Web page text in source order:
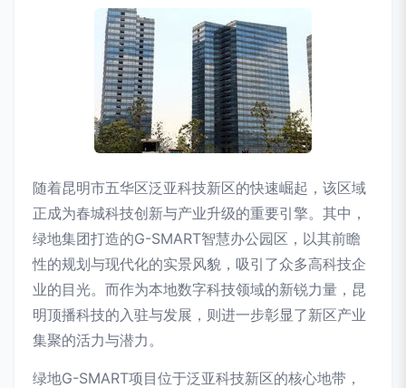
随着昆明市五华区泛亚科技新区的快速崛起，该区域
正成为春城科技创新与产业升级的重要引擎。其中，
绿地集团打造的G-SMART智慧办公园区，以其前瞻
性的规划与现代化的实景风貌，吸引了众多高科技企
业的目光。而作为本地数字科技领域的新锐力量，昆
明顶播科技的入驻与发展，则进一步彰显了新区产业
集聚的活力与潜力。
绿地G-SMART项目位于泛亚科技新区的核心地带，